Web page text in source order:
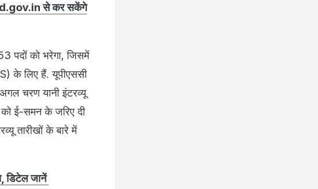
से कर सकेंगे
पदों को भरेगा, जिसमें
के लिए हैं. यूपीएससी
चरण यानी इंटरव्यू
को ई-समन के जरिए दी
तारीखों के बारे में
डिटेल जानें